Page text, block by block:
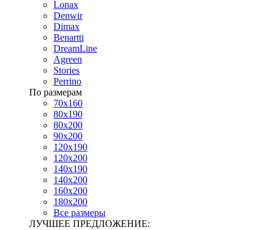
Lonax
Denwir
Dimax
Benartti
DreamLine
Agreen
Stories
Perrino
По размерам
70х160
80х190
80х200
90х200
120х190
120х200
140х190
140х200
160х200
180х200
Все размеры
ЛУЧШЕЕ ПРЕДЛОЖЕНИЕ: